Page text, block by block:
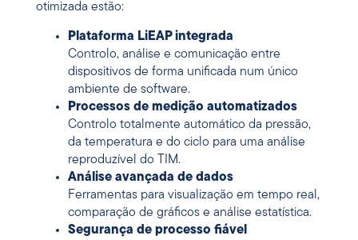
otimizada estão:
Plataforma LiEAP integrada
Controlo, análise e comunicação entre
dispositivos de forma unificada num único
ambiente de software.
Processos de medição automatizados
Controlo totalmente automático da pressão,
da temperatura e do ciclo para uma análise
reproduzível do TIM.
Análise avançada de dados
Ferramentas para visualização em tempo real,
comparação de gráficos e análise estatística.
Segurança de processo fiável